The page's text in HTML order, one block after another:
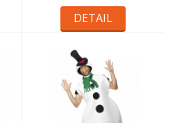
DETAIL